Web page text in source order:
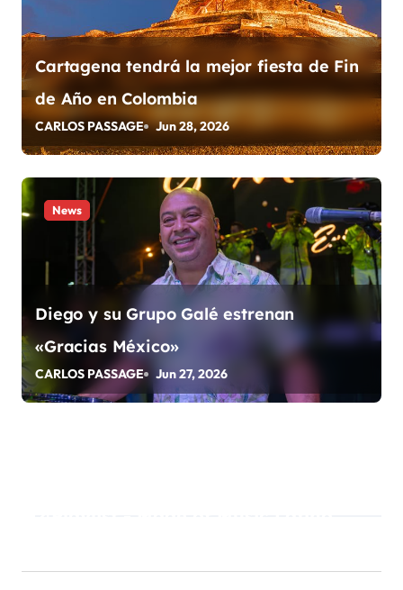
n
t
r
a
d
a
Cartagena tendrá la mejor fiesta de Fin
de Año en Colombia
CARLOS PASSAGE Jun 28, 2026
News
Diego y su Grupo Galé estrenan
«Gracias México»
CARLOS PASSAGE Jun 27, 2026